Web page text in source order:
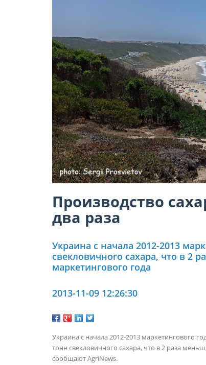
Производство
два раза
Украина с начала 2012-2013
свекловичного сахара, что в 2
маркетингового года
2013-11-09 12:26:30
Украина с начала 2012-2013 маркетингового
тонн свекловичного сахара, что в 2 раза
сообщают AgriNews.